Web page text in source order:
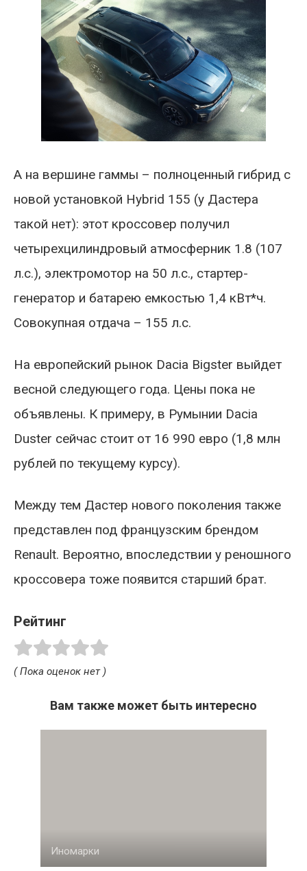
А на вершине гаммы – полноценный гибрид с
новой установкой Hybrid 155 (у Дастера
такой нет): этот кроссовер получил
четырехцилиндровый атмосферник 1.8 (107
л.с.), электромотор на 50 л.с., стартер-
генератор и батарею емкостью 1,4 кВт*ч.
Совокупная отдача – 155 л.с.
На европейский рынок Dacia Bigster выйдет
весной следующего года. Цены пока не
объявлены. К примеру, в Румынии Dacia
Duster сейчас стоит от 16 990 евро (1,8 млн
рублей по текущему курсу).
Между тем Дастер нового поколения также
представлен под французским брендом
Renault. Вероятно, впоследствии у реношного
кроссовера тоже появится старший брат.
Рейтинг
( Пока оценок нет )
Вам также может быть интересно
Иномарки